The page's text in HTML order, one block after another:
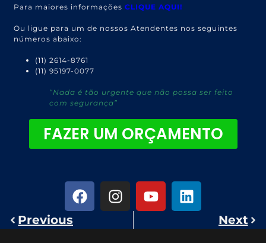
Para maiores informaçõesCLIQUE AQUI!
Ou ligue para um de nossos Atendentes nos seguintes
números abaixo:
(11) 2614-8761
(11) 95197-0077
“Nada é tão urgente que não possa ser feito
com segurança”
FAZER UM ORÇAMENTO
Previous Next